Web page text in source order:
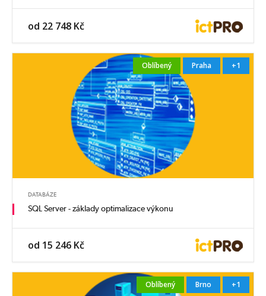
od 22 748 Kč
Oblíbený Praha +1
DATABÁZE
SQL Server - základy optimalizace výkonu
od 15 246 Kč
Oblíbený Brno +1